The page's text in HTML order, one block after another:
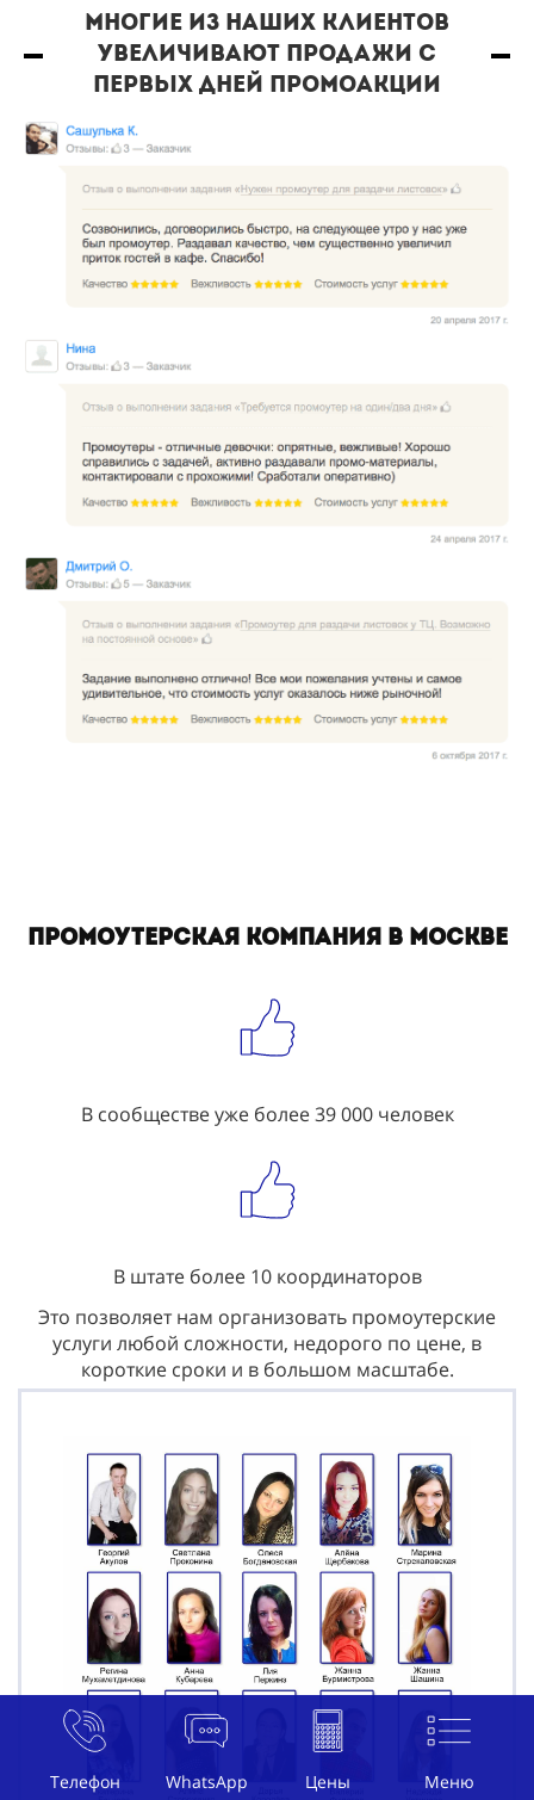
Телефон WhatsApp Цены Меню
Многие из наших клиентов
увеличивают продажи с
первых дней промоакции
Промоутерская компания в Москве
В сообществе уже более 39 000 человек
В штате более 10 координаторов
Это позволяет нам организовать промоутерские
услуги любой сложности, недорого по цене, в
короткие сроки и в большом масштабе.